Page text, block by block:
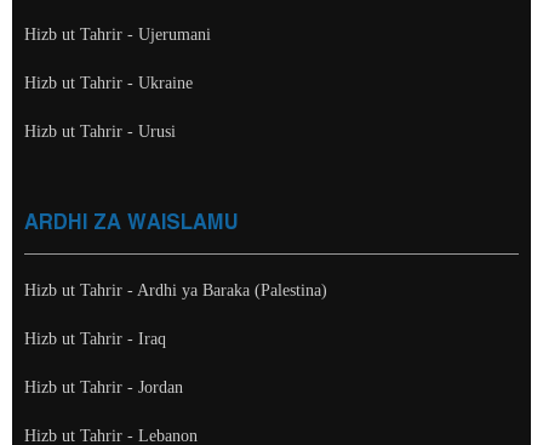
Hizb ut Tahrir - Ujerumani
Hizb ut Tahrir - Ukraine
Hizb ut Tahrir - Urusi
ARDHI ZA WAISLAMU
Hizb ut Tahrir - Ardhi ya Baraka (Palestina)
Hizb ut Tahrir - Iraq
Hizb ut Tahrir - Jordan
Hizb ut Tahrir - Lebanon